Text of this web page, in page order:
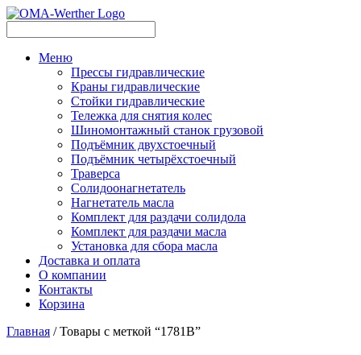
Меню
Прессы гидравлические
Краны гидравлические
Стойки гидравлические
Тележка для снятия колес
Шиномонтажный станок грузовой
Подъёмник двухстоечный
Подъёмник четырёхстоечный
Траверса
Солидоонагнетатель
Нагнетатель масла
Комплект для раздачи солидола
Комплект для раздачи масла
Установка для сбора масла
Доставка и оплата
О компании
Контакты
Корзина
Главная / Товары с меткой “1781B”